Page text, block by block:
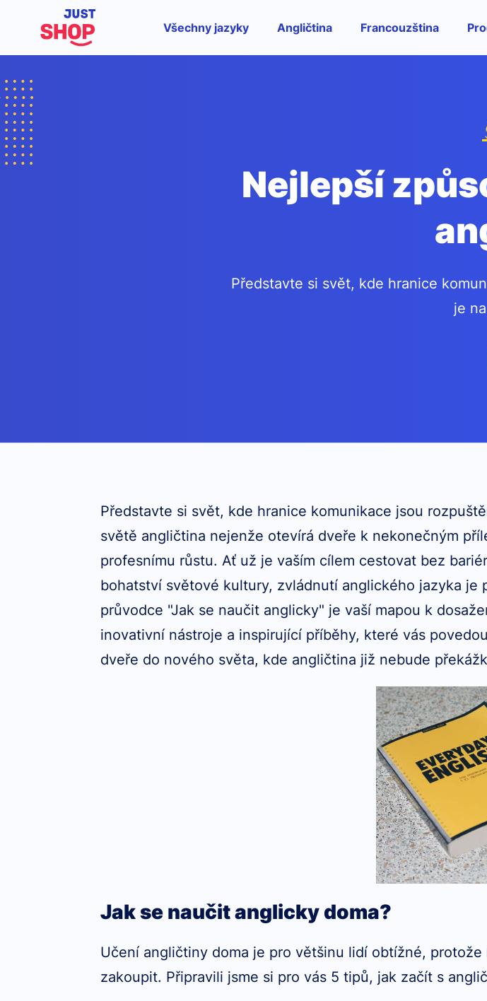
Všechny jazyky Angličtina Francouzština
Nejlepší
Představte si svět, kde hranice
je
Představte si svět, kde hranice komunikace jsou
světě angličtina nejenže otevírá dveře k nekonečným
profesnímu růstu. Ať už je vaším cílem cestovat bez
bohatství světové kultury, zvládnutí anglického jazyka je
průvodce "Jak se naučit anglicky" je vaší mapou k
inovativní nástroje a inspirující příběhy, které vás
dveře do nového světa, kde angličtina již nebude
Jak se naučit anglicky doma?
Učení angličtiny doma je pro většinu lidí obtížné,
zakoupit. Připravili jsme si pro vás 5 tipů, jak začít s